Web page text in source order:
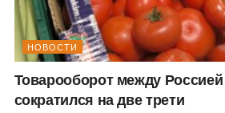
НОВОСТИ
Товарооборот между
сократился на две трети